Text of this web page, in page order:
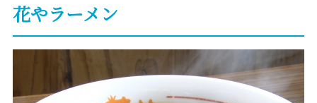
花やラーメン